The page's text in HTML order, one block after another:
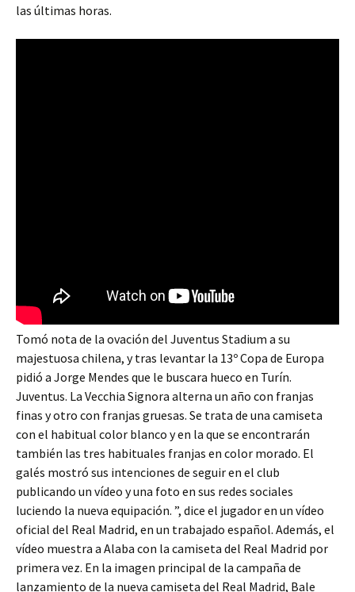
las últimas horas.
Tomó nota de la ovación del Juventus Stadium a su
majestuosa chilena, y tras levantar la 13º Copa de Europa
pidió a Jorge Mendes que le buscara hueco en Turín.
Juventus. La Vecchia Signora alterna un año con franjas
finas y otro con franjas gruesas. Se trata de una camiseta
con el habitual color blanco y en la que se encontrarán
también las tres habituales franjas en color morado. El
galés mostró sus intenciones de seguir en el club
publicando un vídeo y una foto en sus redes sociales
luciendo la nueva equipación. ”, dice el jugador en un vídeo
oficial del Real Madrid, en un trabajado español. Además, el
vídeo muestra a Alaba con la camiseta del Real Madrid por
primera vez. En la imagen principal de la campaña de
lanzamiento de la nueva camiseta del Real Madrid, Bale